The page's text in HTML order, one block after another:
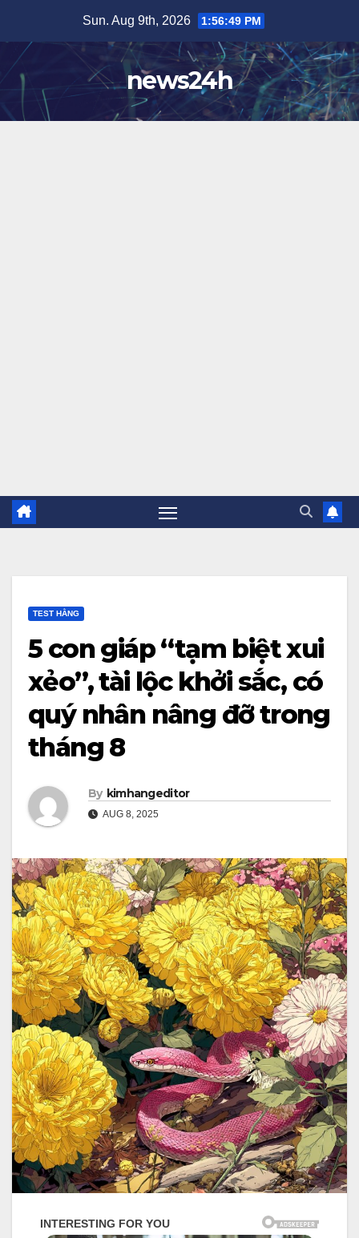
content
Sun. Aug 9th, 2026 1:56:51 PM
news24h
TEST HẰNG
5 con giáp “tạm biệt xui
xẻo”, tài lộc khởi sắc, có
quý nhân nâng đỡ trong
tháng 8
By kimhangeditor
AUG 8, 2025